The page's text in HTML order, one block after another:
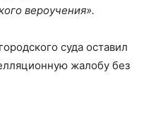
вероучения».
суда оставил
жалобу без